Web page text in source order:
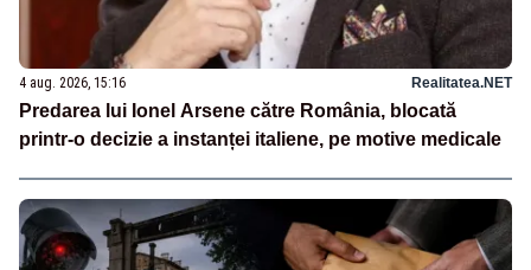
4 aug. 2026, 15:16 Realitatea.NET
Predarea lui Ionel Arsene către România, blocată
printr-o decizie a instanței italiene, pe motive medicale